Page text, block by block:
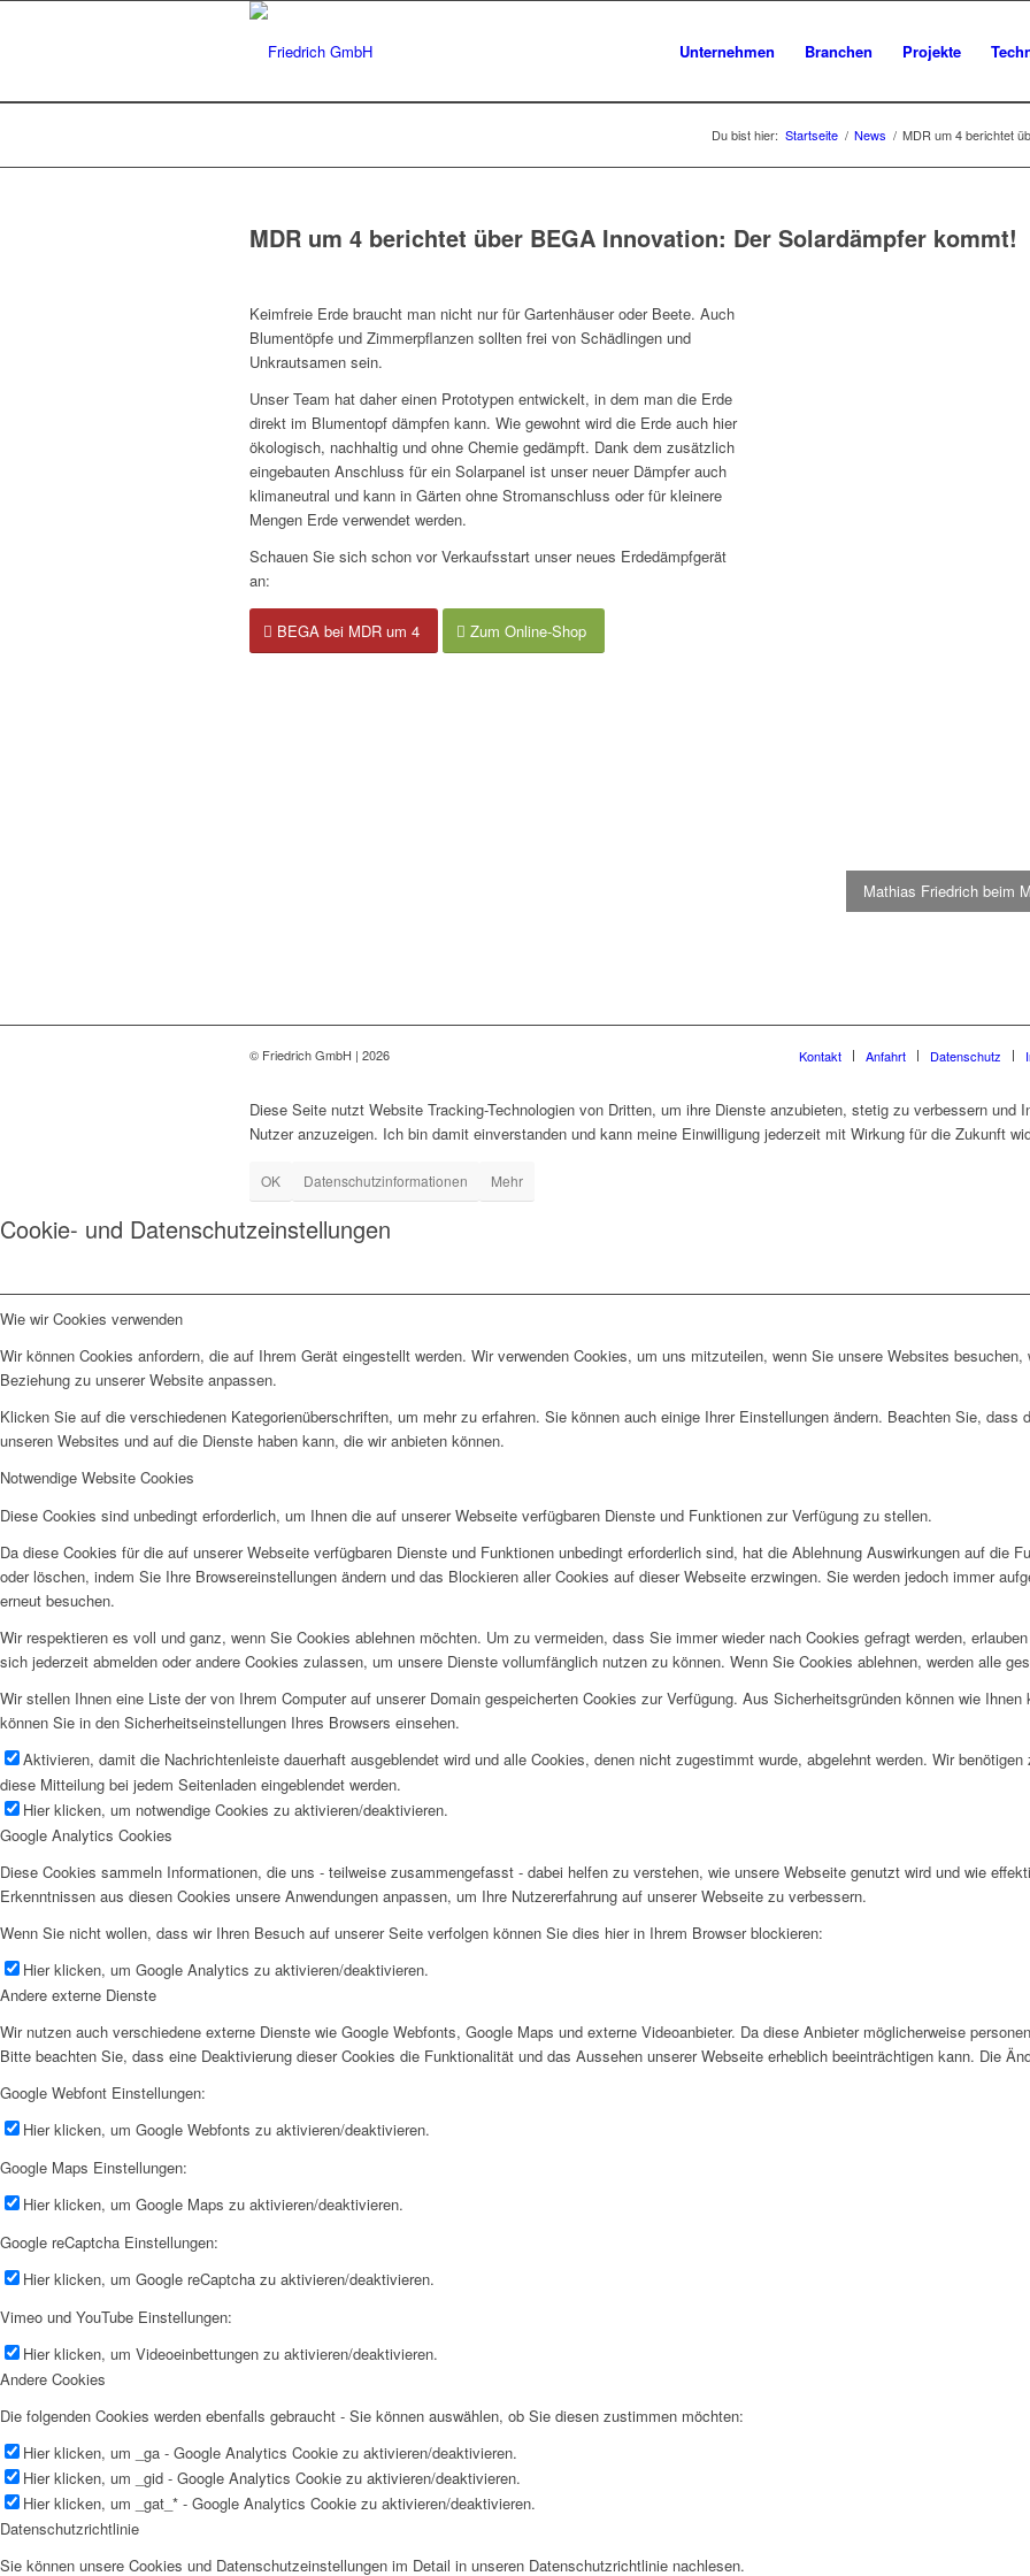
Unternehmen Branchen Projekte
Du bist hier: Startseite / News / MDR um 4 berichtet
MDR um 4 berichtet über BEGA Innovation: Der Solardämpfer kommt!
Keimfreie Erde braucht man nicht nur für Gartenhäuser oder Beete. Auch
Blumentöpfe und Zimmerpflanzen sollten frei von Schädlingen und
Unkrautsamen sein.
Unser Team hat daher einen Prototypen entwickelt, in dem man die Erde
direkt im Blumentopf dämpfen kann. Wie gewohnt wird die Erde auch hier
ökologisch, nachhaltig und ohne Chemie gedämpft. Dank dem zusätzlich
eingebauten Anschluss für ein Solarpanel ist unser neuer Dämpfer auch
klimaneutral und kann in Gärten ohne Stromanschluss oder für kleinere
Mengen Erde verwendet werden.
Schauen Sie sich schon vor Verkaufsstart unser neues Erdedämpfgerät
an:
BEGA bei MDR um 4 Zum Online-Shop
Mathias Friedrich beim
© Friedrich GmbH | 2026 Kontakt Anfahrt Datenschutz
Diese Seite nutzt Website Tracking-Technologien von Dritten, um ihre Dienste anzubieten, stetig zu verbessern und
Nutzer anzuzeigen. Ich bin damit einverstanden und kann meine Einwilligung jederzeit mit Wirkung für die Zukunft
OK Datenschutzinformationen Mehr
Cookie- und Datenschutzeinstellungen
Wie wir Cookies verwenden
Wir können Cookies anfordern, die auf Ihrem Gerät eingestellt werden. Wir verwenden Cookies, um uns mitzuteilen, wenn Sie unsere Websites
Beziehung zu unserer Website anpassen.
Klicken Sie auf die verschiedenen Kategorienüberschriften, um mehr zu erfahren. Sie können auch einige Ihrer Einstellungen ändern. Beachten Sie,
unseren Websites und auf die Dienste haben kann, die wir anbieten können.
Notwendige Website Cookies
Diese Cookies sind unbedingt erforderlich, um Ihnen die auf unserer Webseite verfügbaren Dienste und Funktionen zur Verfügung zu stellen.
Da diese Cookies für die auf unserer Webseite verfügbaren Dienste und Funktionen unbedingt erforderlich sind, hat die Ablehnung Auswirkungen auf die
oder löschen, indem Sie Ihre Browsereinstellungen ändern und das Blockieren aller Cookies auf dieser Webseite erzwingen. Sie werden jedoch immer
erneut besuchen.
Wir respektieren es voll und ganz, wenn Sie Cookies ablehnen möchten. Um zu vermeiden, dass Sie immer wieder nach Cookies gefragt werden,
sich jederzeit abmelden oder andere Cookies zulassen, um unsere Dienste vollumfänglich nutzen zu können. Wenn Sie Cookies ablehnen, werden alle
Wir stellen Ihnen eine Liste der von Ihrem Computer auf unserer Domain gespeicherten Cookies zur Verfügung. Aus Sicherheitsgründen können wie
können Sie in den Sicherheitseinstellungen Ihres Browsers einsehen.
Aktivieren, damit die Nachrichtenleiste dauerhaft ausgeblendet wird und alle Cookies, denen nicht zugestimmt wurde, abgelehnt werden. Wir
diese Mitteilung bei jedem Seitenladen eingeblendet werden.
Hier klicken, um notwendige Cookies zu aktivieren/deaktivieren.
Google Analytics Cookies
Diese Cookies sammeln Informationen, die uns - teilweise zusammengefasst - dabei helfen zu verstehen, wie unsere Webseite genutzt wird und wie
Erkenntnissen aus diesen Cookies unsere Anwendungen anpassen, um Ihre Nutzererfahrung auf unserer Webseite zu verbessern.
Wenn Sie nicht wollen, dass wir Ihren Besuch auf unserer Seite verfolgen können Sie dies hier in Ihrem Browser blockieren:
Hier klicken, um Google Analytics zu aktivieren/deaktivieren.
Andere externe Dienste
Wir nutzen auch verschiedene externe Dienste wie Google Webfonts, Google Maps und externe Videoanbieter. Da diese Anbieter möglicherweise
Bitte beachten Sie, dass eine Deaktivierung dieser Cookies die Funktionalität und das Aussehen unserer Webseite erheblich beeinträchtigen kann. Die
Google Webfont Einstellungen:
Hier klicken, um Google Webfonts zu aktivieren/deaktivieren.
Google Maps Einstellungen:
Hier klicken, um Google Maps zu aktivieren/deaktivieren.
Google reCaptcha Einstellungen:
Hier klicken, um Google reCaptcha zu aktivieren/deaktivieren.
Vimeo und YouTube Einstellungen:
Hier klicken, um Videoeinbettungen zu aktivieren/deaktivieren.
Andere Cookies
Die folgenden Cookies werden ebenfalls gebraucht - Sie können auswählen, ob Sie diesen zustimmen möchten:
Hier klicken, um _ga - Google Analytics Cookie zu aktivieren/deaktivieren.
Hier klicken, um _gid - Google Analytics Cookie zu aktivieren/deaktivieren.
Hier klicken, um _gat_* - Google Analytics Cookie zu aktivieren/deaktivieren.
Datenschutzrichtlinie
Sie können unsere Cookies und Datenschutzeinstellungen im Detail in unseren Datenschutzrichtlinie nachlesen.